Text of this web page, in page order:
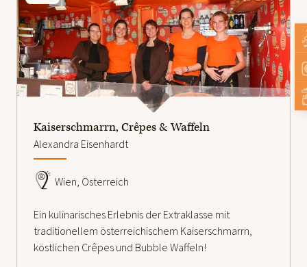
weiterlesen
Kaiserschmarrn, Crêpes & Waffeln
Alexandra Eisenhardt
Wien, Österreich
Ein kulinarisches Erlebnis der Extraklasse mit
traditionellem österreichischem Kaiserschmarrn,
köstlichen Crêpes und Bubble Waffeln!